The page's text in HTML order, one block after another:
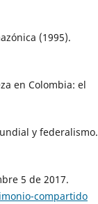
(1995).
en Colombia: el
y federalismo.
5 de 2017.
compartido